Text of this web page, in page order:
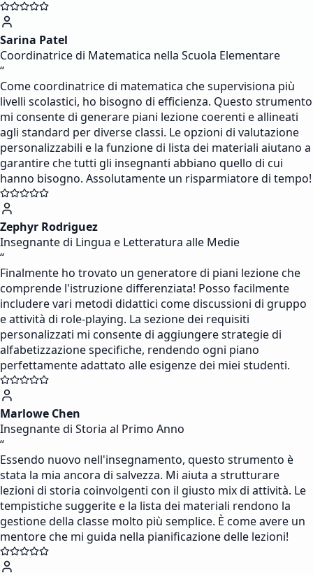
Sarina Patel
Coordinatrice di Matematica nella Scuola Elementare
“
Come coordinatrice di matematica che supervisiona più
livelli scolastici, ho bisogno di efficienza. Questo strumento
mi consente di generare piani lezione coerenti e allineati
agli standard per diverse classi. Le opzioni di valutazione
personalizzabili e la funzione di lista dei materiali aiutano a
garantire che tutti gli insegnanti abbiano quello di cui
hanno bisogno. Assolutamente un risparmiatore di tempo!
Zephyr Rodriguez
Insegnante di Lingua e Letteratura alle Medie
“
Finalmente ho trovato un generatore di piani lezione che
comprende l'istruzione differenziata! Posso facilmente
includere vari metodi didattici come discussioni di gruppo
e attività di role-playing. La sezione dei requisiti
personalizzati mi consente di aggiungere strategie di
alfabetizzazione specifiche, rendendo ogni piano
perfettamente adattato alle esigenze dei miei studenti.
Marlowe Chen
Insegnante di Storia al Primo Anno
“
Essendo nuovo nell'insegnamento, questo strumento è
stata la mia ancora di salvezza. Mi aiuta a strutturare
lezioni di storia coinvolgenti con il giusto mix di attività. Le
tempistiche suggerite e la lista dei materiali rendono la
gestione della classe molto più semplice. È come avere un
mentore che mi guida nella pianificazione delle lezioni!